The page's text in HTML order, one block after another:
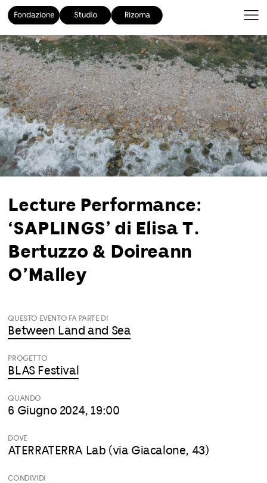
Lecture Performance:
‘SAPLINGS’ di Elisa T.
Bertuzzo & Doireann
O’Malley
QUESTO EVENTO FA PARTE DI
Between Land and Sea
PROGETTO
BLAS Festival
QUANDO
6 Giugno 2024, 19:00
DOVE
ATERRATERRA Lab (via Giacalone, 43)
CONDIVIDI